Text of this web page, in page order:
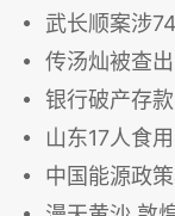
武长顺案涉
传汤灿被查
银行破产存款
山东17人食
中国能源政